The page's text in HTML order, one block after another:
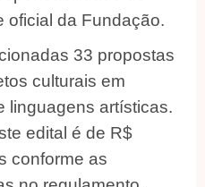
oficial da Fundação.
33 propostas
culturais em
linguagens artísticas.
edital é de R$
conforme as